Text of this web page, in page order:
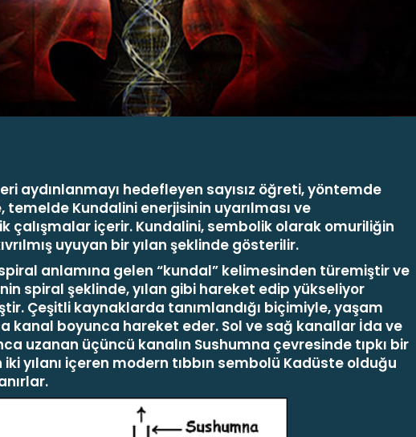
aydınlanmayı hedefleyen sayısız öğreti, yöntemde
temelde Kundalini enerjisinin uyarılması ve
çalışmalar içerir. Kundalini, sembolik olarak omuriliğin
uyuyan bir yılan şeklinde gösterilir.
anlamına gelen “kundal” kelimesinden türemiştir ve
spiral şeklinde, yılan gibi hareket edip yükseliyor
Çeşitli kaynaklarda tanımlandığı biçimiyle, yaşam
kanal boyunca hareket eder. Sol ve sağ kanallar İda ve
uzanan üçüncü kanalın Sushumna çevresinde tıpkı bir
yılanı içeren modern tıbbın sembolü Kadüste olduğu